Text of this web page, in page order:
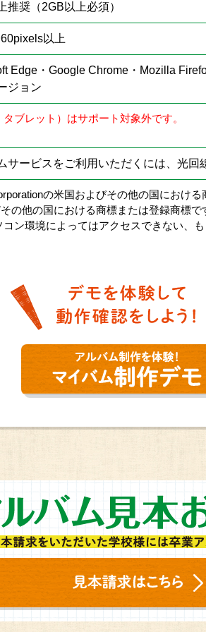
推奨（2GB以上必須）
以上
Edge・Google Chrome・Mozilla
ジョン
ブレット）はサポート対象外です。
サービスをご利用いただくには、光回
の米国およびその他の国における
の他の国における商標または登録商標で
ン環境によってはアクセスできない、